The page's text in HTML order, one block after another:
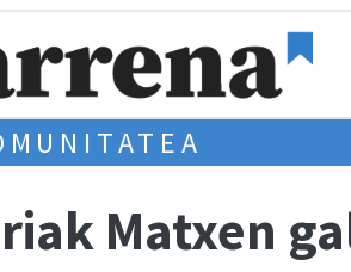
Matxen